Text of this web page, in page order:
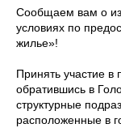
Сообщаем вам о
условиях по
жилье»!
Принять участие
обратившись в
структурные
расположенные в